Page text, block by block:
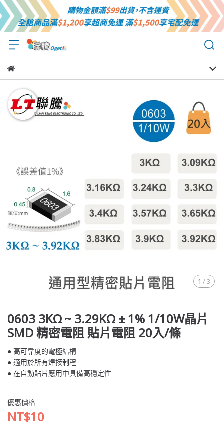
1 /3
0603 3KΩ ~ 3.29KΩ ± 1% 1/10W晶片
SMD 精密電阻 貼片電阻 20入/條
● 高可靠度的電極結構
● 適用於所有焊接制程
● 在自動貼片應用中具備高穩定性
優惠價格
NT$10